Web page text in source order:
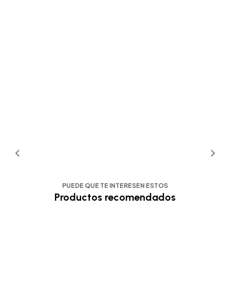
PUEDE QUE TE INTERESEN ESTOS
Productos recomendados